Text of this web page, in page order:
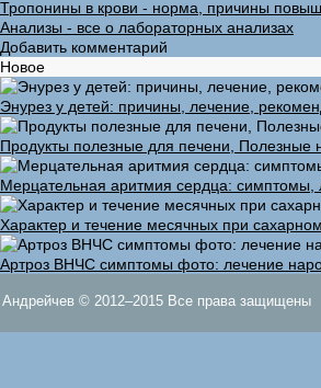
Тропонины в крови - норма, причины
Анализы - все о лабораторных анализах
Добавить комментарий
Новое
Энурез у детей: причины, лечение,
Продукты полезные для печени, Полезные
Мерцательная аритмия сердца: симптомы,
Характер и течение месячных при
Артроз ВНЧС симптомы фото: лечение
Андрейчев © 2012–2015 Все права защищены